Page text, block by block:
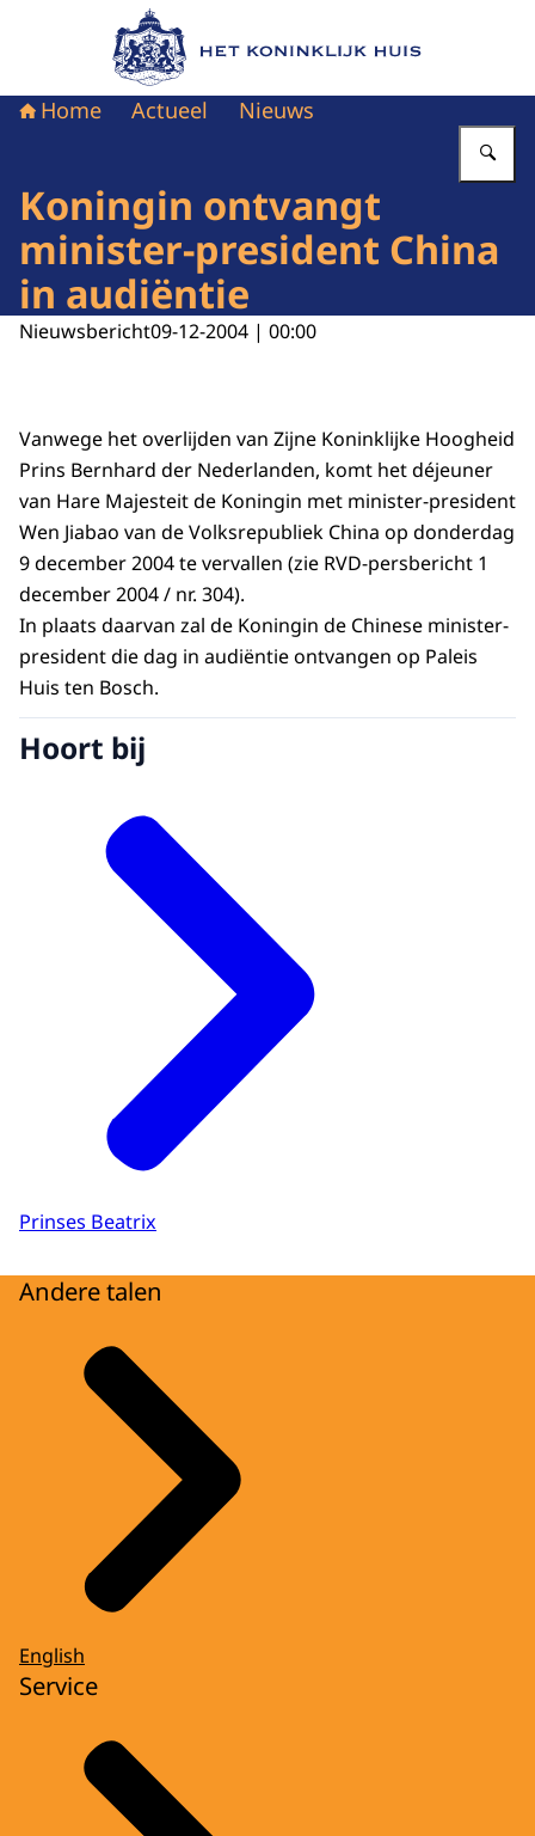
Naar de homepage van Het Koninklijk Huis
Home Actueel Nieuws
Koningin ontvangt
minister-president China
in audiëntie
Nieuwsbericht09-12-2004 | 00:00
Vanwege het overlijden van Zijne Koninklijke Hoogheid
Prins Bernhard der Nederlanden, komt het déjeuner
van Hare Majesteit de Koningin met minister-president
Wen Jiabao van de Volksrepubliek China op donderdag
9 december 2004 te vervallen (zie RVD-persbericht 1
december 2004 / nr. 304).
In plaats daarvan zal de Koningin de Chinese minister-
president die dag in audiëntie ontvangen op Paleis
Huis ten Bosch.
Hoort bij
Prinses Beatrix
Andere talen
English
Service